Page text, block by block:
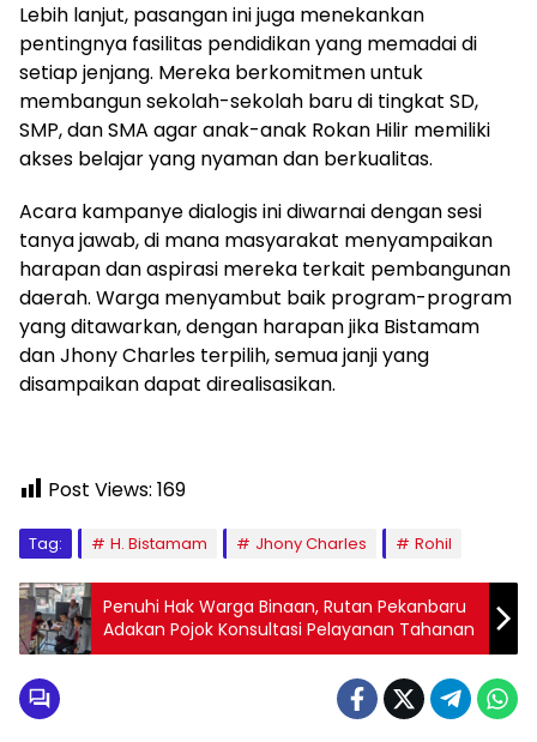
Lebih lanjut, pasangan ini juga menekankan
pentingnya fasilitas pendidikan yang memadai di
setiap jenjang. Mereka berkomitmen untuk
membangun sekolah-sekolah baru di tingkat SD,
SMP, dan SMA agar anak-anak Rokan Hilir memiliki
akses belajar yang nyaman dan berkualitas.
Acara kampanye dialogis ini diwarnai dengan sesi
tanya jawab, di mana masyarakat menyampaikan
harapan dan aspirasi mereka terkait pembangunan
daerah. Warga menyambut baik program-program
yang ditawarkan, dengan harapan jika Bistamam
dan Jhony Charles terpilih, semua janji yang
disampaikan dapat direalisasikan.
Post Views: 169
Tag: H. Bistamam Jhony Charles Rohil
Penuhi Hak Warga Binaan, Rutan Pekanbaru
Adakan Pojok Konsultasi Pelayanan Tahanan